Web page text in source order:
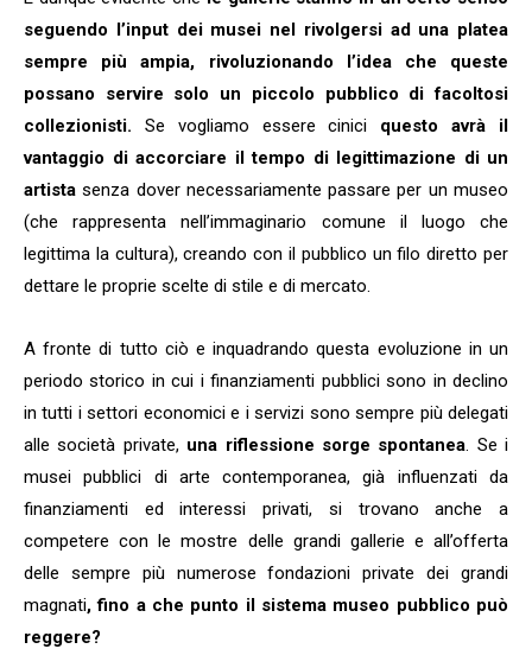
seguendo l’input dei musei nel rivolgersi ad una platea
sempre più ampia, rivoluzionando l’idea che queste
possano servire solo un piccolo pubblico di facoltosi
collezionisti. Se vogliamo essere cinici questo avrà il
vantaggio di accorciare il tempo di legittimazione di un
artista senza dover necessariamente passare per un museo
(che rappresenta nell’immaginario comune il luogo che
legittima la cultura), creando con il pubblico un filo diretto per
dettare le proprie scelte di stile e di mercato.
A fronte di tutto ciò e inquadrando questa evoluzione in un
periodo storico in cui i finanziamenti pubblici sono in declino
in tutti i settori economici e i servizi sono sempre più delegati
alle società private, una riflessione sorge spontanea . Se i
musei pubblici di arte contemporanea, già influenzati da
finanziamenti ed interessi privati, si trovano anche a
competere con le mostre delle grandi gallerie e all’offerta
delle sempre più numerose fondazioni private dei grandi
magnati, fino a che punto il sistema museo pubblico può
reggere?